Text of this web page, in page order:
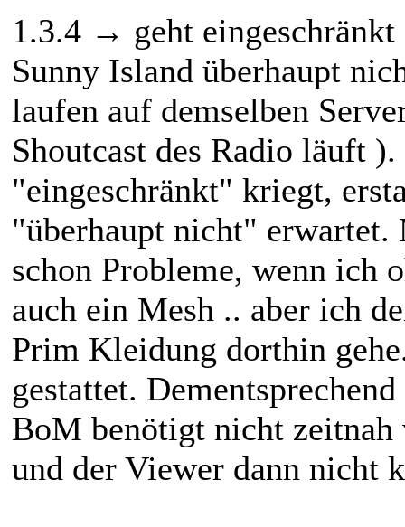
1.3.4 → geht
Sunny Island überhaupt
laufen auf demselben
Shoutcast des Radio läuft
"eingeschränkt" kriegt,
"überhaupt nicht"
schon Probleme, wenn ich
auch ein Mesh .. aber ich
Prim Kleidung dorthin
gestattet.
BoM benötigt nicht
und der Viewer dann nicht